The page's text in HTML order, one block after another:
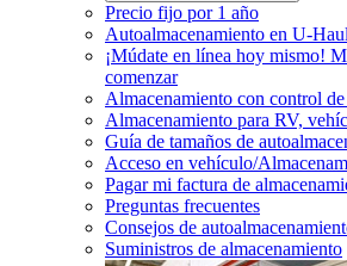
Precio fijo por 1 año
Autoalmacenamiento en U-Haul
¡Múdate en línea hoy mismo!
comenzar
Almacenamiento con control de
Almacenamiento para RV,
Guía de tamaños de
Acceso en vehículo/
Pagar mi factura de
Preguntas frecuentes
Consejos de
Suministros de almacenamiento